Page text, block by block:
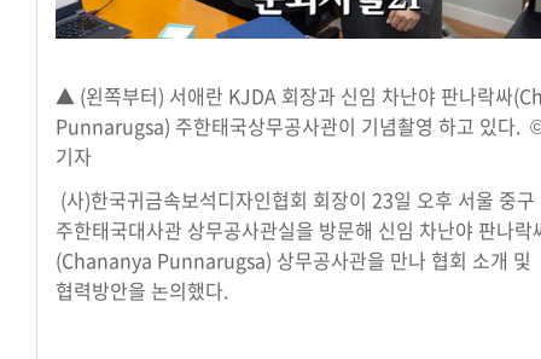
▲ (왼쪽부터) 서애란 KJDA 회장과 신임 차난야 판나락싸
Punnarugsa) 주한태국상무공사관이 기념촬영 하고 있다.
기자
(사)한국귀금속보석디자인협회 회장이 23일 오후 서울 중구
주한태국대사관 상무공사관실을 방문해 신임 차난야 판나락
(Chananya Punnarugsa) 상무공사관을 만나 협회 소개 및
협력방안을 논의했다.